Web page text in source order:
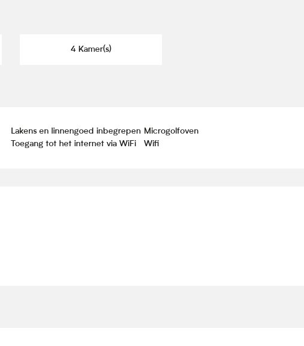
4 Kamer(s)
Lakens en linnengoed inbegrepen Microgolfoven
Toegang tot het internet via WiFi Wifi